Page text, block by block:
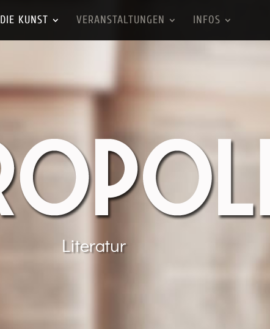
DIE KUNST VERANSTALTUNGEN INFOS
Literatur